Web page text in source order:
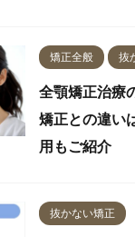
矯正全般 抜
全顎矯正治療
矯正との違い
用もご紹介
抜かない矯正